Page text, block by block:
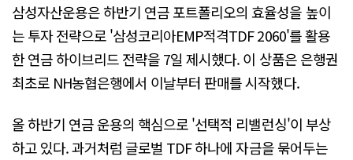
삼성자산운용은 하반기 연금 포트폴리오의 효율성을 높이
는 투자 전략으로 '삼성코리아EMP적격TDF 2060'를 활용
한 연금 하이브리드 전략을 7일 제시했다. 이 상품은 은행권
최초로 NH농협은행에서 이날부터 판매를 시작했다.
올 하반기 연금 운용의 핵심으로 '선택적 리밸런싱'이 부상
하고 있다. 과거처럼 글로벌 TDF 하나에 자금을 묶어두는